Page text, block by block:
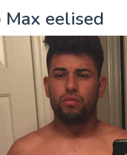
Max eelised